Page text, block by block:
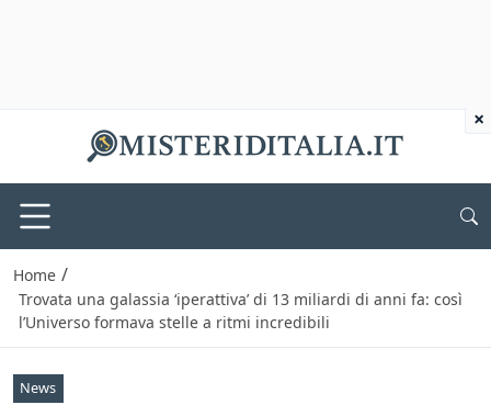
Home /
Trovata una galassia ‘iperattiva’ di 13 miliardi di anni fa: così
l’Universo formava stelle a ritmi incredibili
News
×